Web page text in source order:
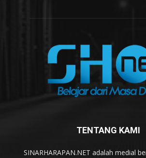
TENTANG KAMI
SINARHARAPAN.NET adalah medial